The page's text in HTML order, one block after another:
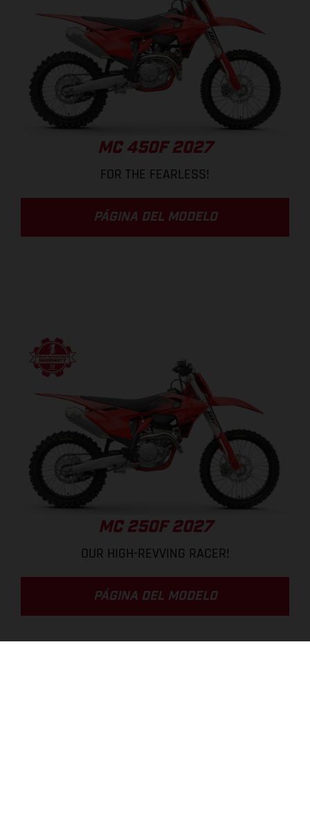
MC 450F 2027
FOR THE FEARLESS!
PÁGINA DEL MODELO
MC 250F 2027
OUR HIGH-REVVING RACER!
PÁGINA DEL MODELO